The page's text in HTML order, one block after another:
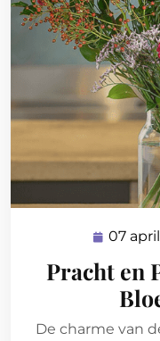
07
Pracht en
De charme van